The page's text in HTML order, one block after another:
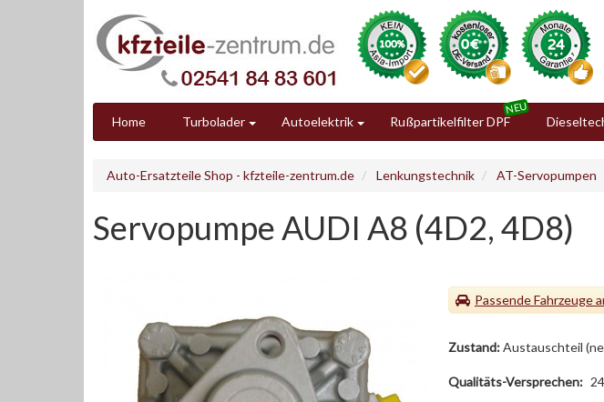
Home Turbolader Autoelektrik Rußpartikelfilter DPF
Auto-Ersatzteile Shop - kfzteile-zentrum.de Lenkungstechnik AT-Servopumpen
Servopumpe AUDI A8 (4D2, 4D8)
Passende Fahrzeuge
Zustand:Austauschteil
Qualitäts-Versprechen: